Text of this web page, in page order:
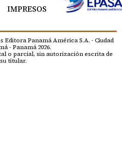
IMPRESOS
Editora Panamá América S.A. - Ciudad
- Panamá 2026.
o parcial, sin autorización escrita de
su titular.